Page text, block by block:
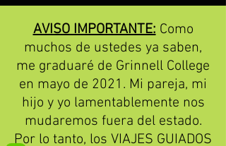
AVISO IMPORTANTE: Como
muchos de ustedes ya saben,
me graduaré de Grinnell College
en mayo de 2021. Mi pareja, mi
hijo y yo lamentablemente nos
mudaremos fuera del estado.
Por lo tanto, los VIAJES GUIADOS